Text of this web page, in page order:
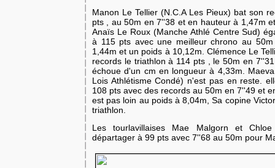
Manon Le Tellier (N.C.A Les Pieux) bat son
pts , au 50m en 7''38 et en hauteur à 1,47m
Anaïs Le Roux (Manche Athlé Centre Sud)
à 115 pts avec une meilleur chrono au
1,44m et un poids à 10,12m. Clémence Le
records le triathlon à 114 pts , le 50m en
échoue d'un cm en longueur à 4,33m.
Lois Athlétisme Condé) n'est pas en reste.
108 pts avec des records au 50m en 7''49 et
est pas loin au poids à 8,04m, Sa copine
triathlon.
Les tourlavillaises Mae Malgorn et
départager à 99 pts avec 7''68 au 50m pour